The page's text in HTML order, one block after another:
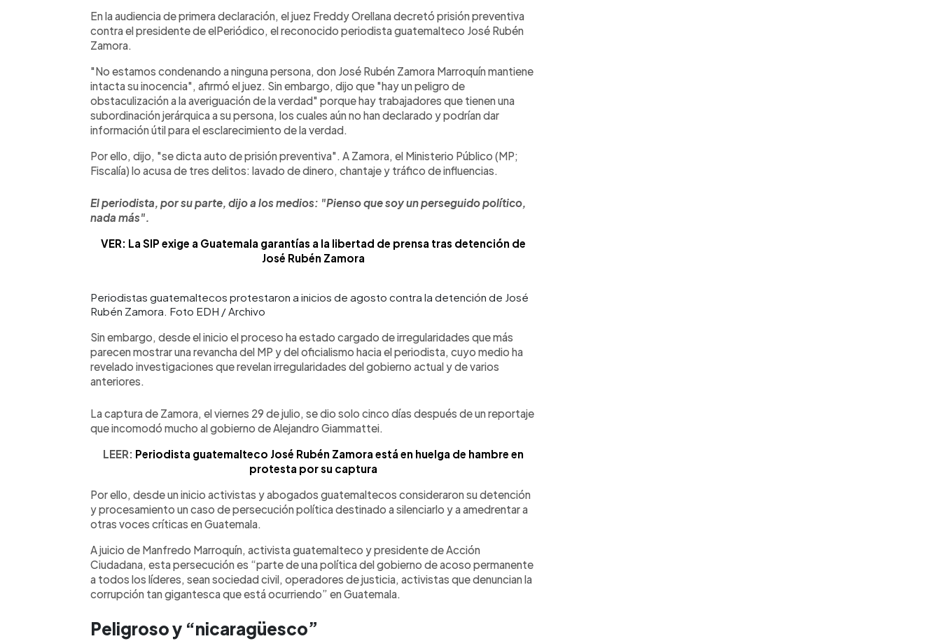
► Escuchar artículo
En la audiencia de primera declaración, el juez Freddy Orellana decretó prisión preventiva
contra el presidente de elPeriódico, el reconocido periodista guatemalteco José Rubén
Zamora.
"No estamos condenando a ninguna persona, don José Rubén Zamora Marroquín mantiene
intacta su inocencia", afirmó el juez. Sin embargo, dijo que "hay un peligro de
obstaculización a la averiguación de la verdad" porque hay trabajadores que tienen una
subordinación jerárquica a su persona, los cuales aún no han declarado y podrían dar
información útil para el esclarecimiento de la verdad.
Por ello, dijo, "se dicta auto de prisión preventiva". A Zamora, el Ministerio Público (MP;
Fiscalía) lo acusa de tres delitos: lavado de dinero, chantaje y tráfico de influencias.
El periodista, por su parte, dijo a los medios: "Pienso que soy un perseguido político,
nada más".
VER: La SIP exige a Guatemala garantías a la libertad de prensa tras detención de
José Rubén Zamora
Periodistas guatemaltecos protestaron a inicios de agosto contra la detención de José
Rubén Zamora. Foto EDH / Archivo
Sin embargo, desde el inicio el proceso ha estado cargado de irregularidades que más
parecen mostrar una revancha del MP y del oficialismo hacia el periodista, cuyo medio ha
revelado investigaciones que revelan irregularidades del gobierno actual y de varios
anteriores.
La captura de Zamora, el viernes 29 de julio, se dio solo cinco días después de un reportaje
que incomodó mucho al gobierno de Alejandro Giammattei.
LEER: Periodista guatemalteco José Rubén Zamora está en huelga de hambre en
protesta por su captura
Por ello, desde un inicio activistas y abogados guatemaltecos consideraron su detención
y procesamiento un caso de persecución política destinado a silenciarlo y a amedrentar a
otras voces críticas en Guatemala.
A juicio de Manfredo Marroquín, activista guatemalteco y presidente de Acción
Ciudadana, esta persecución es “parte de una política del gobierno de acoso permanente
a todos los líderes, sean sociedad civil, operadores de justicia, activistas que denuncian la
corrupción tan gigantesca que está ocurriendo” en Guatemala.
Peligroso y “nicaragüesco”